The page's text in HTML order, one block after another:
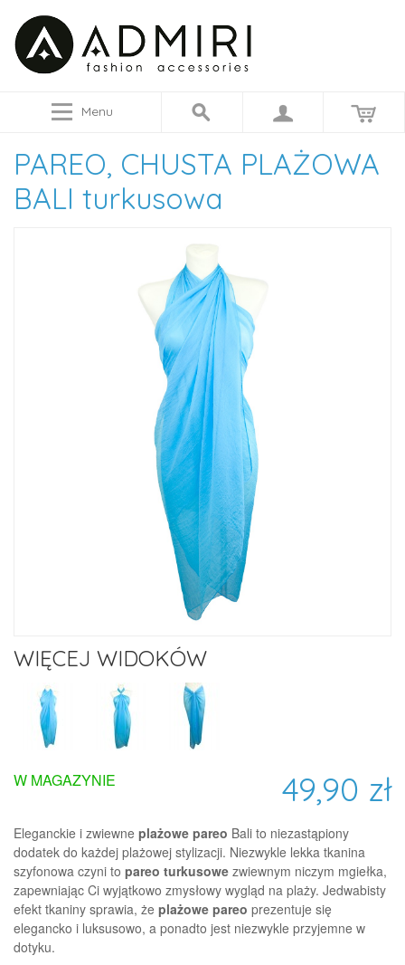
Menu
PAREO, CHUSTA PLAŻOWA
BALI turkusowa
WIĘCEJ WIDOKÓW
49,90 zł
W MAGAZYNIE
Eleganckie i zwiewne plażowe pareo Bali to niezastąpiony
dodatek do każdej plażowej stylizacji. Niezwykle lekka tkanina
szyfonowa czyni to pareo turkusowe zwiewnym niczym mgiełka,
zapewniając Ci wyjątkowo zmysłowy wygląd na plaży. Jedwabisty
efekt tkaniny sprawia, że plażowe pareo prezentuje się
elegancko i luksusowo, a ponadto jest niezwykle przyjemne w
dotyku.